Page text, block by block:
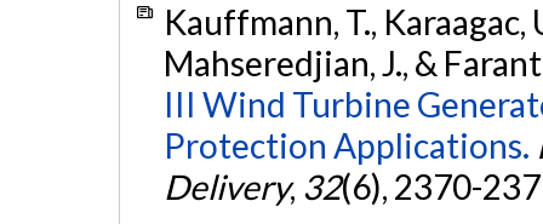
Kauffmann, T., Karaagac,
Mahseredjian, J., &
III Wind Turbine
Protection Applications.
Delivery, 32(6), 2370-